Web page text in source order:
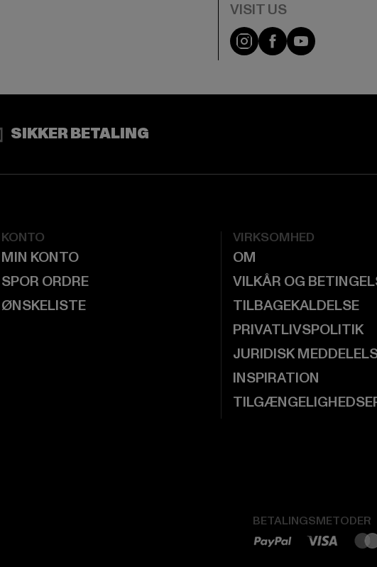
Visit our Instagram
Visit ourVisit our
SIKKER BETALING
KONTO
MIN KONTO
SPOR ORDRE
ØNSKELISTE
VIRKSOMHED
OM
VILKÅR OG
TILBAGEKALDELSE
PRIVATLIVSPOLITIK
JURIDISK
INSPIRATION
BETALINGSMETODER